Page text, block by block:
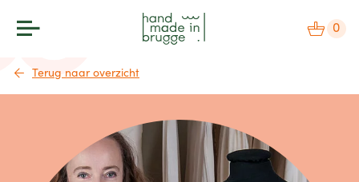
0
label
Terug naar overzicht